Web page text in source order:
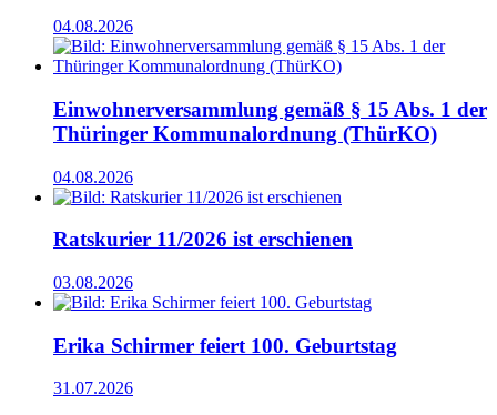
04.08.2026
Einwohnerversammlung gemäß § 15 Abs. 1 der
Thüringer Kommunalordnung (ThürKO)
04.08.2026
Ratskurier 11/2026 ist erschienen
03.08.2026
Erika Schirmer feiert 100. Geburtstag
31.07.2026